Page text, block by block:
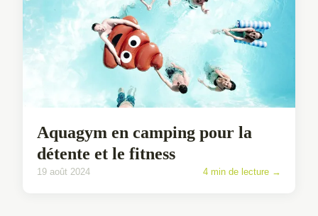
Aquagym en camping pour la
détente et le fitness
19 août 2024 4 min de lecture →